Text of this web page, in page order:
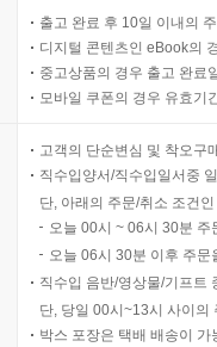
도 드물다. 이런 상황에
기제』의 출간은 매우
게 움직이는지 생생하게
출고 완료 후 10일 이내의
디지털 콘텐츠인 eBook의
중고상품의 경우 출고 완료
모바일 쿠폰의 경우 유효기
고객의 단순변심 및 착오구
직수입양서/직수입일서중
단, 아래의 주문/취소 조건
오늘 00시 ~ 06시 30분
오늘 06시 30분 이후 주
직수입 음반/영상물/기프트
단, 당일 00시~13시 사이의
박스 포장은 택배 배송이